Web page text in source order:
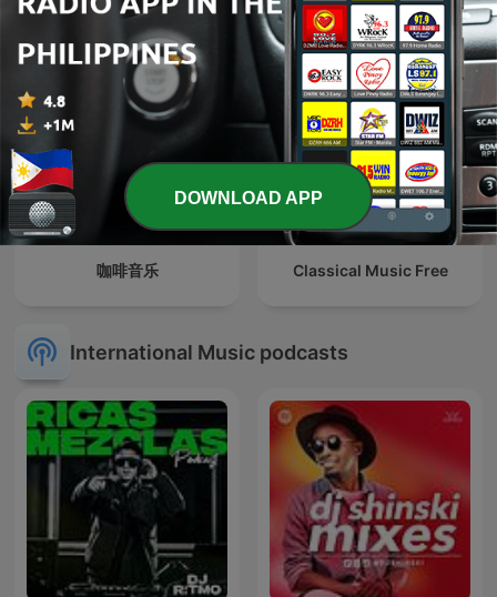
咖啡音乐 Classical Music Free
International Music podcasts
DOWNLOAD APP